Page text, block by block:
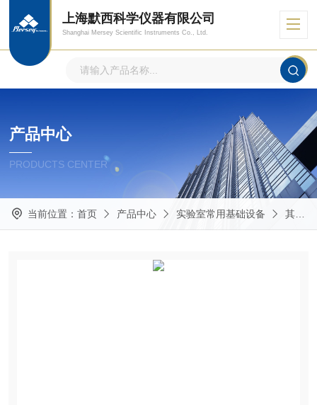
上海默西科学仪器有限公司
Shanghai Mersey Scientific Instruments Co., Ltd.
产品中心
PRODUCTS CENTER
当前位置： 首页 产品中心 实验室常用基础设备 其他实验室常用仪器设备